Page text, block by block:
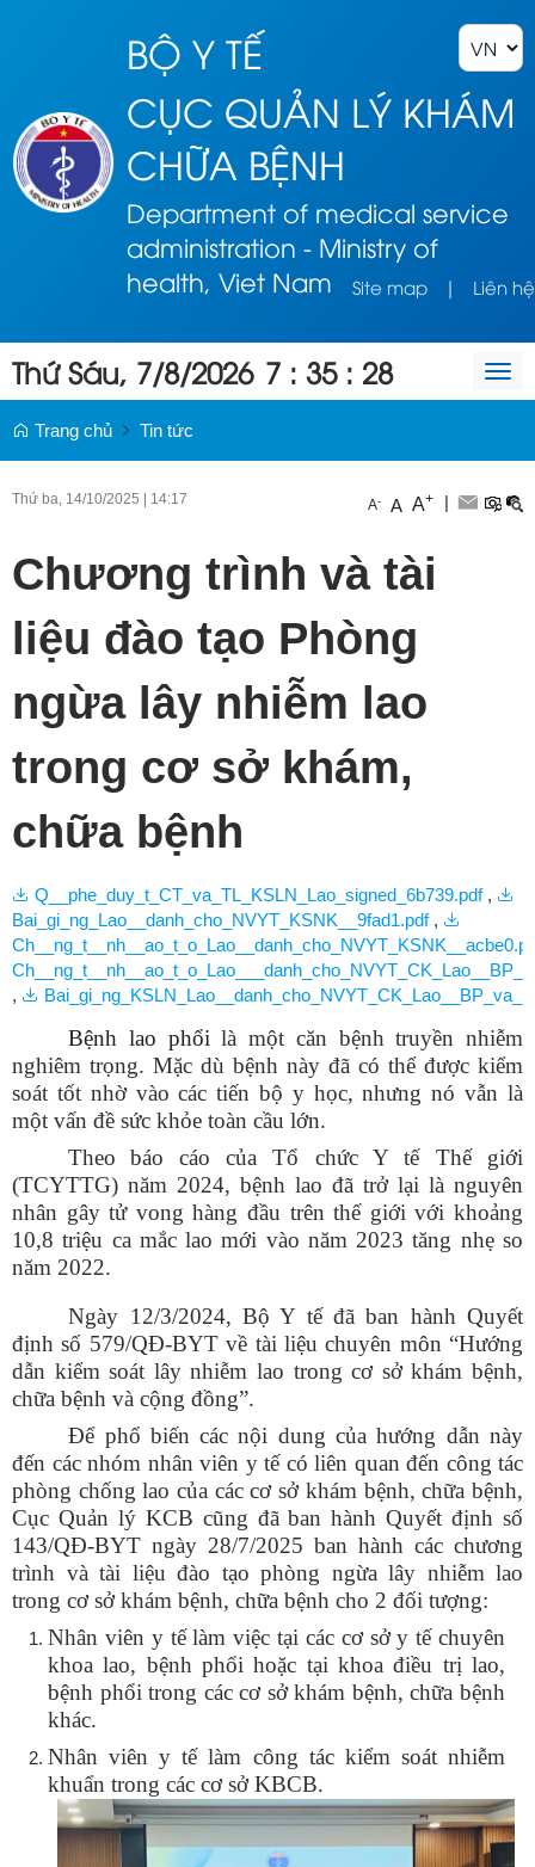
BỘ Y TẾ
CỤC QUẢN LÝ KHÁM
CHỮA BỆNH
Department of medical service
administration - Ministry of
health, Viet Nam
Site map | Liên hệ
Thứ Sáu, 7/8/2026 7 : 35 : 28
Trang chủ Tin tức
Thứ ba, 14/10/2025 14:17 A- A A+ |
Chương trình và tài
liệu đào tạo Phòng
ngừa lây nhiễm lao
trong cơ sở khám,
chữa bệnh
Q__phe_duy_t_CT_va_TL_KSLN_Lao_signed_6b739.pdf ,
Bai_gi_ng_Lao__danh_cho_NVYT_KSNK__9fad1.pdf ,
,
Bệnh lao phổi là một căn bệnh truyền nhiễm
nghiêm trọng. Mặc dù bệnh này đã có thể được kiểm
soát tốt nhờ vào các tiến bộ y học, nhưng nó vẫn là
một vấn đề sức khỏe toàn cầu lớn.
Theo
báo cáo của Tổ chức Y tế Thế giới
(TCYTTG) năm 2024, bệnh lao đã trở lại là nguyên
nhân gây tử vong hàng đầu trên thế giới với khoảng
10,8 triệu ca mắc lao mới vào năm 2023 tăng nhẹ so
năm 2022.
Ngày 12/3/2024, Bộ Y tế đã ban hành Quyết
định số 579/QĐ-BYT về tài liệu chuyên môn “Hướng
dẫn kiểm soát lây nhiễm lao trong cơ sở khám bệnh,
chữa bệnh và cộng đồng”.
Để phổ biến các nội dung của hướng dẫn này
đến các nhóm nhân viên y tế có liên quan đến công tác
phòng chống lao của các cơ sở khám bệnh, chữa bệnh,
Cục Quản lý KCB cũng đã ban hành Quyết định số
143/QĐ-BYT ngày 28/7/2025 ban hành các chương
trình và tài liệu đào tạo phòng ngừa lây nhiễm lao
trong cơ sở khám bệnh, chữa bệnh cho 2 đối tượng:
Nhân viên y tế làm việc tại các cơ sở y tế chuyên
khoa lao, bệnh phổi hoặc tại khoa điều trị lao,
bệnh phổi trong các cơ sở khám bệnh, chữa bệnh
khác.
Nhân viên y tế làm công tác kiểm soát nhiễm
khuẩn trong các cơ sở KBCB.